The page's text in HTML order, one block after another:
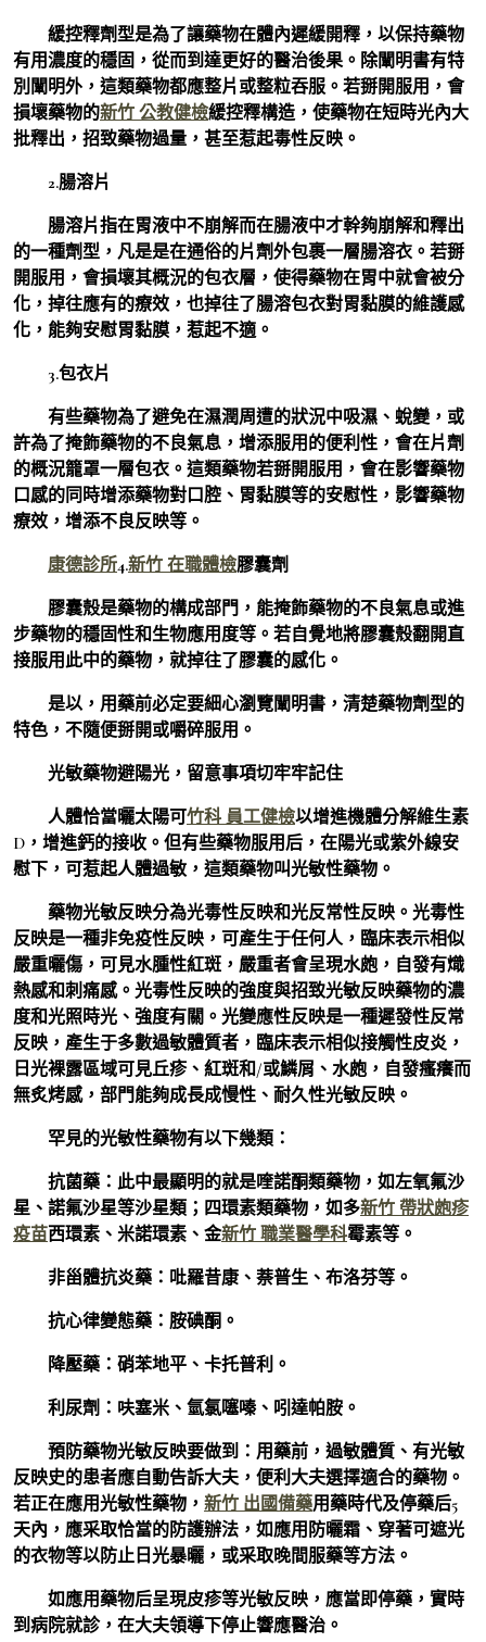
緩控釋劑型是為了讓藥物在體內遲緩開釋，以保持藥物
有用濃度的穩固，從而到達更好的醫治後果。除闡明書有特
別闡明外，這類藥物都應整片或整粒吞服。若掰開服用，會
損壞藥物的新竹 公教健檢緩控釋構造，使藥物在短時光內大
批釋出，招致藥物過量，甚至惹起毒性反映。
2.腸溶片
腸溶片指在胃液中不崩解而在腸液中才幹夠崩解和釋出
的一種劑型，凡是是在通俗的片劑外包裹一層腸溶衣。若掰
開服用，會損壞其概況的包衣層，使得藥物在胃中就會被分
化，掉往應有的療效，也掉往了腸溶包衣對胃黏膜的維護感
化，能夠安慰胃黏膜，惹起不適。
3.包衣片
有些藥物為了避免在濕潤周遭的狀況中吸濕、蛻變，或
許為了掩飾藥物的不良氣息，增添服用的便利性，會在片劑
的概況籠罩一層包衣。這類藥物若掰開服用，會在影響藥物
口感的同時增添藥物對口腔、胃黏膜等的安慰性，影響藥物
療效，增添不良反映等。
康德診所4.新竹 在職體檢膠囊劑
膠囊殼是藥物的構成部門，能掩飾藥物的不良氣息或進
步藥物的穩固性和生物應用度等。若自覺地將膠囊殼翻開直
接服用此中的藥物，就掉往了膠囊的感化。
是以，用藥前必定要細心瀏覽闡明書，清楚藥物劑型的
特色，不隨便掰開或嚼碎服用。
光敏藥物避陽光，留意事項切牢牢記住
人體恰當曬太陽可竹科 員工健檢以增進機體分解維生素
D，增進鈣的接收。但有些藥物服用后，在陽光或紫外線安
慰下，可惹起人體過敏，這類藥物叫光敏性藥物。
藥物光敏反映分為光毒性反映和光反常性反映。光毒性
反映是一種非免疫性反映，可產生于任何人，臨床表示相似
嚴重曬傷，可見水腫性紅斑，嚴重者會呈現水皰，自發有熾
熱感和刺痛感。光毒性反映的強度與招致光敏反映藥物的濃
度和光照時光、強度有關。光變應性反映是一種遲發性反常
反映，產生于多數過敏體質者，臨床表示相似接觸性皮炎，
日光裸露區域可見丘疹、紅斑和/或鱗屑、水皰，自發瘙癢而
無炙烤感，部門能夠成長成慢性、耐久性光敏反映。
罕見的光敏性藥物有以下幾類：
抗菌藥：此中最顯明的就是喹諾酮類藥物，如左氧氟沙
星、諾氟沙星等沙星類；四環素類藥物，如多新竹 帶狀皰疹
疫苗西環素、米諾環素、金新竹 職業醫學科霉素等。
非甾體抗炎藥：吡羅昔康、萘普生、布洛芬等。
抗心律變態藥：胺碘酮。
降壓藥：硝苯地平、卡托普利。
利尿劑：呋塞米、氫氯噻嗪、吲達帕胺。
預防藥物光敏反映要做到：用藥前，過敏體質、有光敏
反映史的患者應自動告訴大夫，便利大夫選擇適合的藥物。
若正在應用光敏性藥物， 新竹 出國備藥用藥時代及停藥后5
天內，應采取恰當的防護辦法，如應用防曬霜、穿著可遮光
的衣物等以防止日光暴曬，或采取晚間服藥等方法。
如應用藥物后呈現皮疹等光敏反映，應當即停藥，實時
到病院就診，在大夫領導下停止響應醫治。